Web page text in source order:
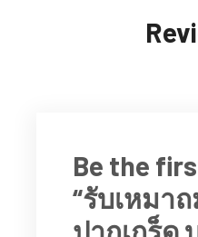
Be the
“รับเหมา